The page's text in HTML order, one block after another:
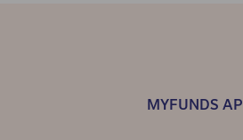
MYFUNDS